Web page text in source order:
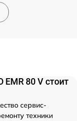
80 V стоит
сервис-
техники